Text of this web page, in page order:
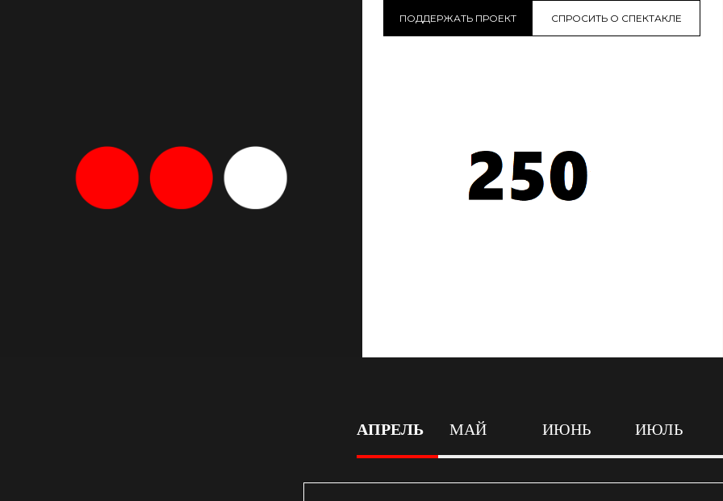
Афиша Театры и спектакли
ПОДДЕРЖАТЬ ПРОЕКТ СПРОСИТЬ О СПЕКТАКЛЕ
АПРЕЛЬ МАЙ ИЮНЬ ИЮЛЬ